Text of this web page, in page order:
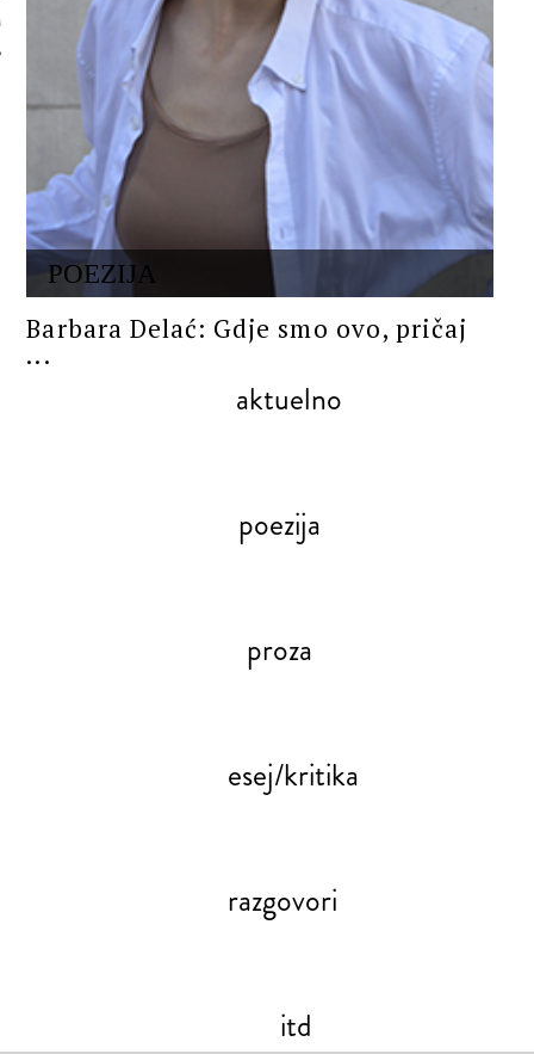
POEZIJA
Barbara Delać: Gdje smo ovo, pričaj
...
aktuelno
poezija
proza
esej/kritika
razgovori
itd